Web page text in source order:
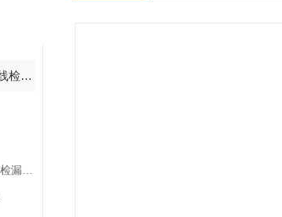
电火花检测仪、埋地管线检测仪